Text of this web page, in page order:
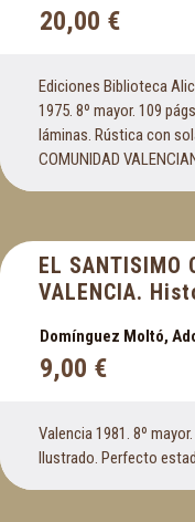
20,00 €
Ediciones Biblioteca
1975. 8º mayor. 109
láminas. Rústica con
COMUNIDAD
EL SANTISIMO
VALENCIA.
Domínguez Moltó,
9,00 €
Valencia 1981. 8º
Ilustrado. Perfecto